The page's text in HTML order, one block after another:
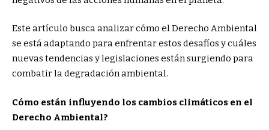
Este artículo busca analizar cómo el Derecho Ambiental
se está adaptando para enfrentar estos desafíos y cuáles
nuevas tendencias y legislaciones están surgiendo para
combatir la degradación ambiental.
Cómo están influyendo los cambios climáticos en el
Derecho Ambiental?